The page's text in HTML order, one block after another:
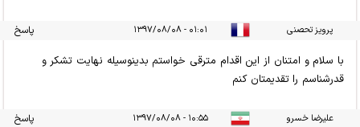
پرویز تحصنی ۰۱:۰۱ - ۱۳۹۷/۰۸/۰۸ پاسخ
با سلام و امتنان از این اقدام مترقی خواستم بدینوسیله نهایت تشکر و
قدرشناسم را تقدیمتان کنم
علیرضا خسرو ۱۰:۵۵ - ۱۳۹۷/۰۸/۰۸ پاسخ